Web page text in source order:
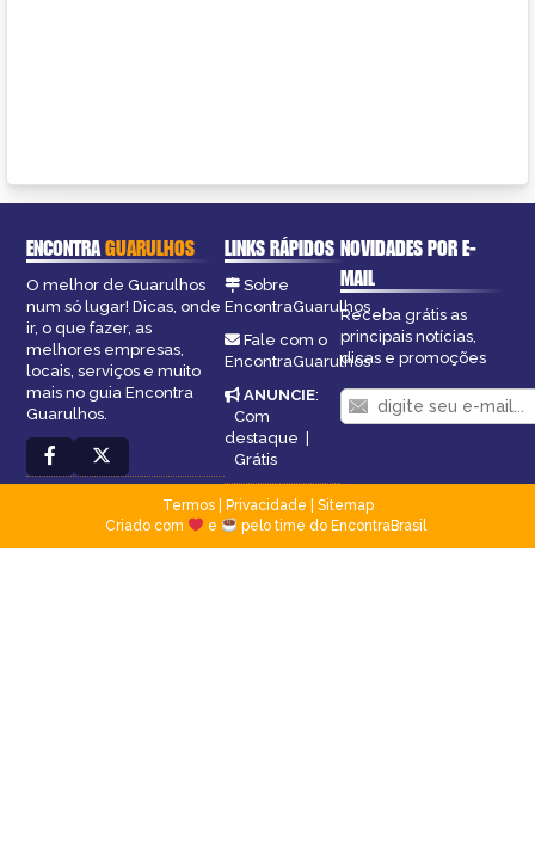
ENCONTRAGUARULHOS
O melhor de Guarulhos
num só lugar! Dicas, onde
ir, o que fazer, as
melhores empresas,
locais, serviços e muito
mais no guia Encontra
Guarulhos.
LINKS RÁPIDOS
Sobre
EncontraGuarulhos
Fale com o
EncontraGuarulhos
ANUNCIE:
Com
destaque |
Grátis
NOVIDADES POR E-
MAIL
Receba grátis as
principais notícias,
dicas e promoções
Termos| Privacidade
Sitemap
Criado com
e pelo time do EncontraBrasil